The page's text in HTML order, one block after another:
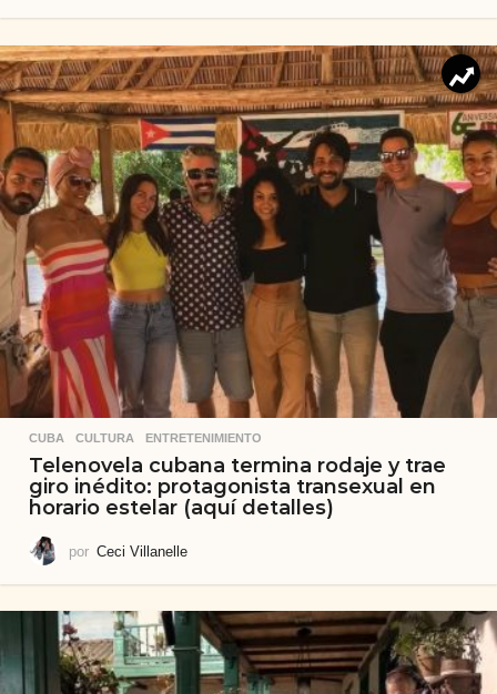
CUBA ,CULTURA ,ENTRETENIMIENTO
Telenovela cubana termina rodaje y trae
giro inédito: protagonista transexual en
horario estelar (aquí detalles)
por Ceci Villanelle